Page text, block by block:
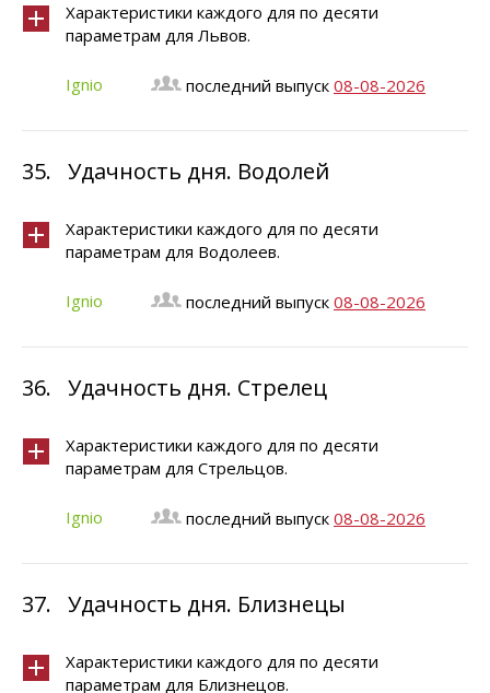
Характеристики каждого для по десяти
параметрам для Львов.
Ignio последний выпуск 08-08-2026
35. Удачность дня. Водолей
Характеристики каждого для по десяти
параметрам для Водолеев.
Ignio последний выпуск 08-08-2026
36. Удачность дня. Стрелец
Характеристики каждого для по десяти
параметрам для Стрельцов.
Ignio последний выпуск 08-08-2026
37. Удачность дня. Близнецы
Характеристики каждого для по десяти
параметрам для Близнецов.